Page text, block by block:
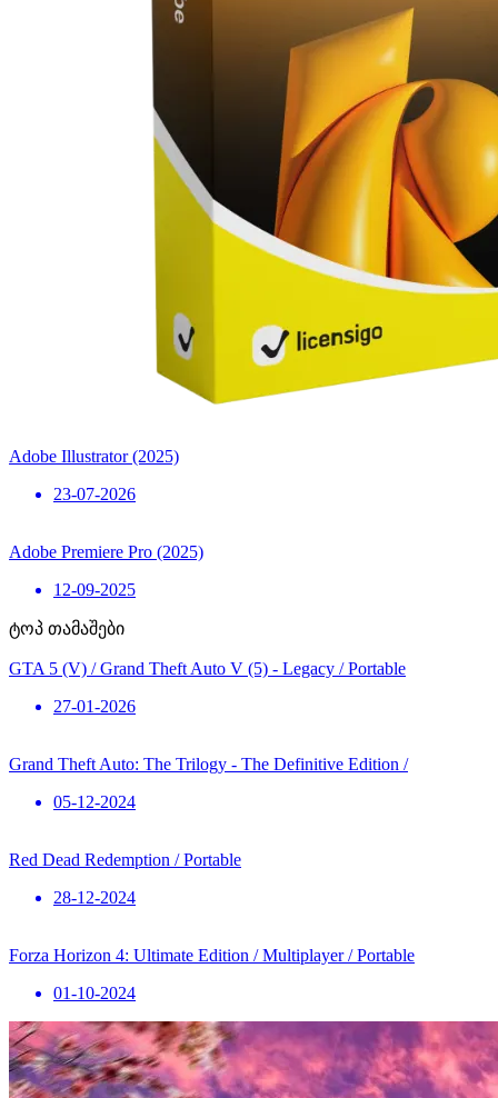
Adobe Illustrator (2025)
23-07-2026
Adobe Premiere Pro (2025)
12-09-2025
ტოპ თამაშები
GTA 5 (V) / Grand Theft Auto V (5) - Legacy / Portable
27-01-2026
Grand Theft Auto: The Trilogy - The Definitive Edition /
05-12-2024
Red Dead Redemption / Portable
28-12-2024
Forza Horizon 4: Ultimate Edition / Multiplayer / Portable
01-10-2024